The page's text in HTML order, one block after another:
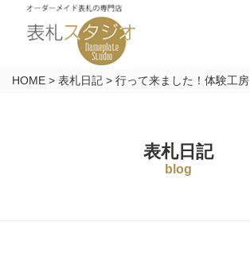
HOME > 表札日記 > 行って来ました！体験工房
表札日記
blog